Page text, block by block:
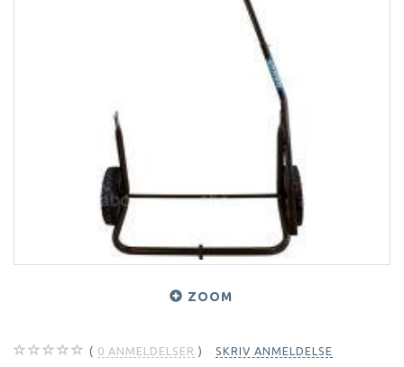
ZOOM
0 ANMELDELSER SKRIV ANMELDELSE